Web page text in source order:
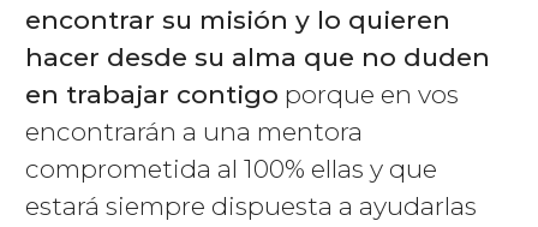
encontrar su misión y lo quieren
hacer desde su alma que no duden
en trabajar contigo porque en vos
encontrarán a una mentora
comprometida al 100% ellas y que
estará siempre dispuesta a ayudarlas